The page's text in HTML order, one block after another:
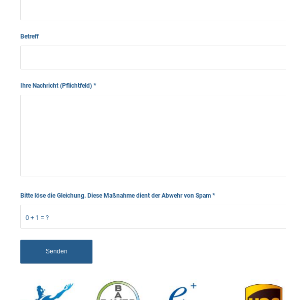
Betreff
Ihre Nachricht (Pflichtfeld) *
0 + 1 = ?
Bitte löse die Gleichung. Diese Maßnahme dient der Abwehr von Spam *